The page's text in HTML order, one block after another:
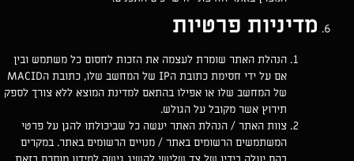
מדיניות פרטיות
הנהלת האתר שומרת לעצמה את הזכות לחסום כל משתמש ובין
אם על ידי חסימת כתובת הIP של המחשב שלו, כתובת הMACID
של המחשב שלו או אפילו בהתאם למדינת המוצא ללא צורך לספק
תירוץ אשר מקובל על הגולש.
צוות האתר / הנהלת האתר יעשה כל שביכולתו להגן על פרטי
המשתמשים הרשומים באתר / מנויים הרשומים באתר. במקרים